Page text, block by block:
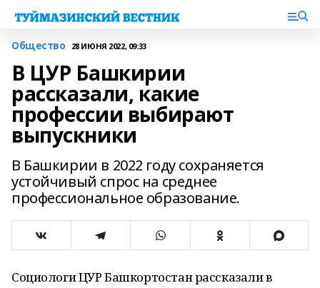
Общество 28 ИЮНЯ 2022, 09:33
В ЦУР Башкирии
рассказали, какие
профессии выбирают
выпускники
В Башкирии в 2022 году сохраняется
устойчивый спрос на среднее
профессиональное образование.
Социологи ЦУР Башкортостан рассказали в